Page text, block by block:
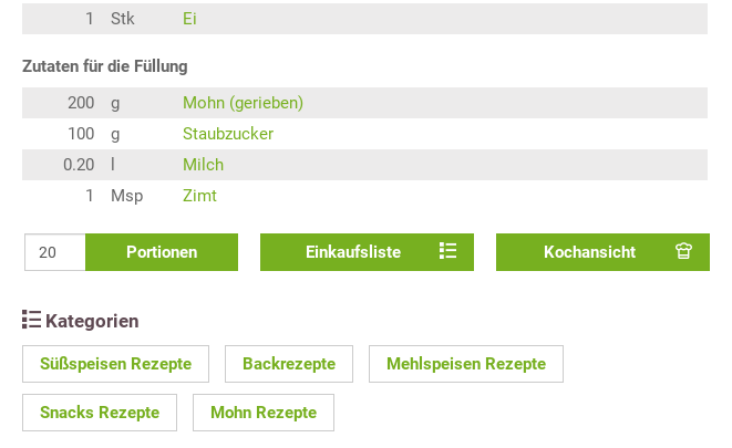
1
Stk Ei
Zutaten für die Füllung
200
g
Mohn (gerieben)
100
g
Staubzucker
0.20
Milch
1
Msp Zimt
Portionen Einkaufsliste Kochansicht
Kategorien
Süßspeisen Rezepte Backrezepte Mehlspeisen Rezepte
Snacks Rezepte Mohn Rezepte